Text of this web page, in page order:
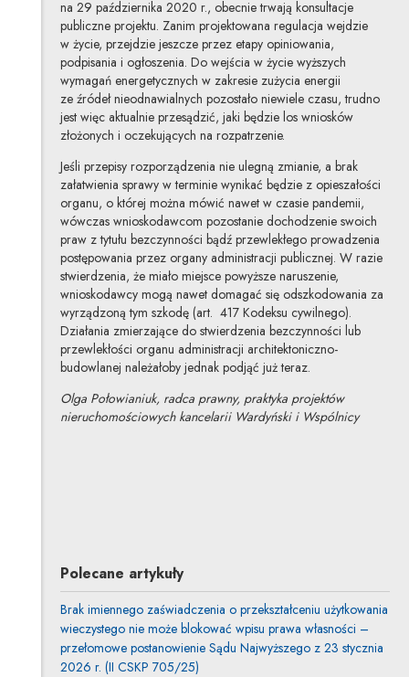
na 29 października 2020 r., obecnie trwają konsultacje
publiczne projektu. Zanim projektowana regulacja wejdzie
w życie, przejdzie jeszcze przez etapy opiniowania,
podpisania i ogłoszenia. Do wejścia w życie wyższych
wymagań energetycznych w zakresie zużycia energii
ze źródeł nieodnawialnych pozostało niewiele czasu, trudno
jest więc aktualnie przesądzić, jaki będzie los wniosków
złożonych i oczekujących na rozpatrzenie.
Jeśli przepisy rozporządzenia nie ulegną zmianie, a brak
załatwienia sprawy w terminie wynikać będzie z opieszałości
organu, o której można mówić nawet w czasie pandemii,
wówczas wnioskodawcom pozostanie dochodzenie swoich
praw z tytułu bezczynności bądź przewlekłego prowadzenia
postępowania przez organy administracji publicznej. W razie
stwierdzenia, że miało miejsce powyższe naruszenie,
wnioskodawcy mogą nawet domagać się odszkodowania za
wyrządzoną tym szkodę (art. 417 Kodeksu cywilnego).
Działania zmierzające do stwierdzenia bezczynności lub
przewlekłości organu administracji architektoniczno-
budowlanej należałoby jednak podjąć już teraz.
Olga Połowianiuk, radca prawny, praktyka projektów
nieruchomościowych kancelarii Wardyński i Wspólnicy
Polecane artykuły
Brak imiennego zaświadczenia o przekształceniu użytkowania
wieczystego nie może blokować wpisu prawa własności –
przełomowe postanowienie Sądu Najwyższego z 23 stycznia
2026 r. (II CSKP 705/25)